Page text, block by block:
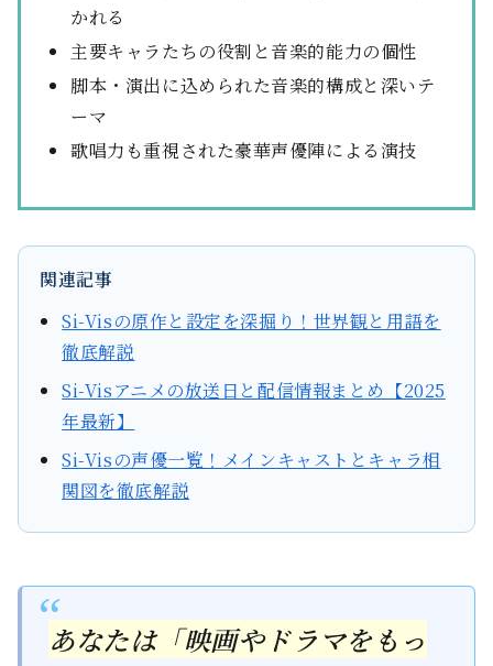
かれる
主要キャラたちの役割と音楽的能力の個性
脚本・演出に込められた音楽的構成と深いテ
ーマ
歌唱力も重視された豪華声優陣による演技
関連記事
Si-Visの原作と設定を深掘り！世界観と用語を
徹底解説
Si-Visアニメの放送日と配信情報まとめ【2025
年最新】
Si-Visの声優一覧！メインキャストとキャラ相
関図を徹底解説
あなたは「映画やドラマをもっ